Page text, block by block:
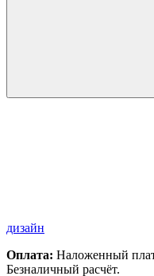
дизайн
Оплата: Наложенный
Безналичный расчёт.